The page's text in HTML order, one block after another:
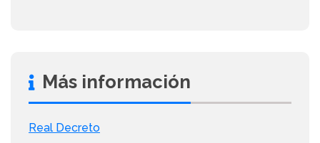
Más información
Real Decreto